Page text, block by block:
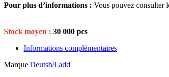
Pour plus d’informations : Vous pouvez consulter
Stock moyen : 30 000 pcs
Informations complémentaires
Marque Deutsh/Ladd